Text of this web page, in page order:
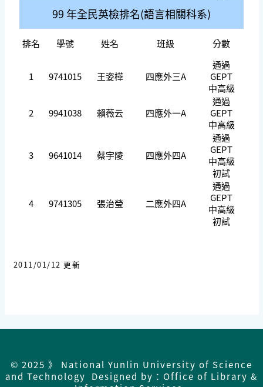
99 年全民英檢排名(語言相關科系)
排名 學號 姓名 班級 分數
1 9741015 王姿樺 四應外三A
通過
GEPT
中高級
2
9941038 賴薇云 四應外一A
通過
GEPT
中高級
3 9641014 蔡宇陵 四應外四A
通過
GEPT
中高級
初試
4 9741305 張治瑩 二應外四A
通過
GEPT
中高級
初試
2011/01/12 更新
© 2025 》 National Yunlin University of Science
and Technology Designed by：Office of Library &